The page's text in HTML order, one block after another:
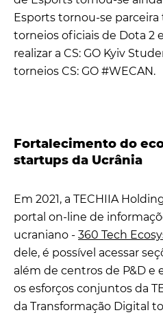
Esports tornou-se
torneios oficiais de Dota 2
realizar a CS: GO Kyiv
torneios CS: GO #WECAN.
Fortalecimento do
startups da Ucrânia
Em 2021, a TECHIIA
portal on-line de
ucraniano - 360 Tech
dele, é possível acessar
além de centros de P&D e
os esforços conjuntos da
da Transformação Digital